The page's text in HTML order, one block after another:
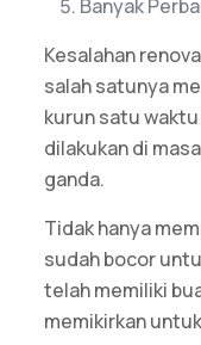
Banyak
Kesalahan
salah satunya
kurun satu
dilakukan di
ganda.
Tidak hanya
sudah bocor
telah memiliki
memikirkan